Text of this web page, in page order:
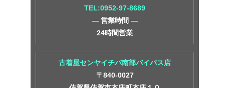
TEL:0952-97-8689
― 営業時間 ―
24時間営業
古着屋センヤイチバ南部バイパス店
〒840-0027